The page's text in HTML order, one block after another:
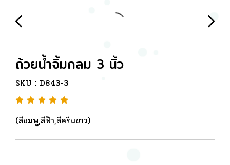
ถ้วยน้ำจิ้มกลม 3 นิ้ว
SKU : D843-3
(สีชมพู,สีฟ้า,สีครีมขาว)